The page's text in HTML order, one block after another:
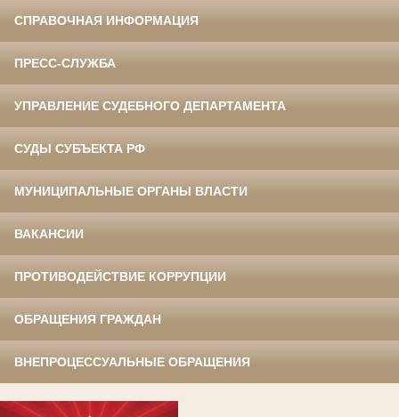
СПРАВОЧНАЯ ИНФОРМАЦИЯ
ПРЕСС-СЛУЖБА
УПРАВЛЕНИЕ СУДЕБНОГО ДЕПАРТАМЕНТА
СУДЫ СУБЪЕКТА РФ
МУНИЦИПАЛЬНЫЕ ОРГАНЫ ВЛАСТИ
ВАКАНСИИ
ПРОТИВОДЕЙСТВИЕ КОРРУПЦИИ
ОБРАЩЕНИЯ ГРАЖДАН
ВНЕПРОЦЕССУАЛЬНЫЕ ОБРАЩЕНИЯ